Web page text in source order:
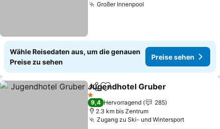
Großer Innenpool
Wähle Reisedaten aus, um die genauen
Preise zu sehen
Preise sehen
TeilenZu Favoriten hinzufügen
Jugendhotel Gruber
1 Sterne
9,4 Hervorragend
285
2.3 km bis Zentrum
Zugang zu Ski- und WintersportPreise